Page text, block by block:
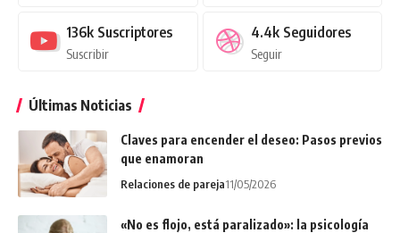
136k Suscriptores
Suscribir
4.4k Seguidores
Seguir
Últimas Noticias
Claves para encender el deseo: Pasos previos
que enamoran
Relaciones de pareja11/05/2026
«No es flojo, está paralizado»: la psicología